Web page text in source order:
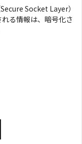
Socket Layer）
る情報は、暗号化さ